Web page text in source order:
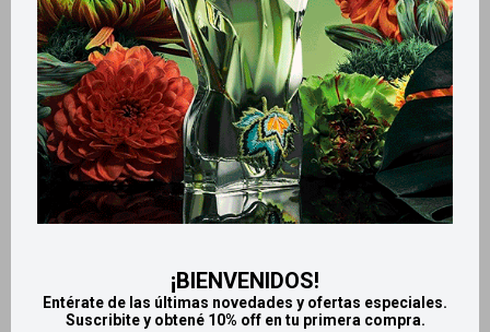
¡BIENVENIDOS!
Entérate de las últimas novedades y ofertas especiales.
Suscribite y obtené 10% off en tu primera compra.
Productos que te pueden interesar